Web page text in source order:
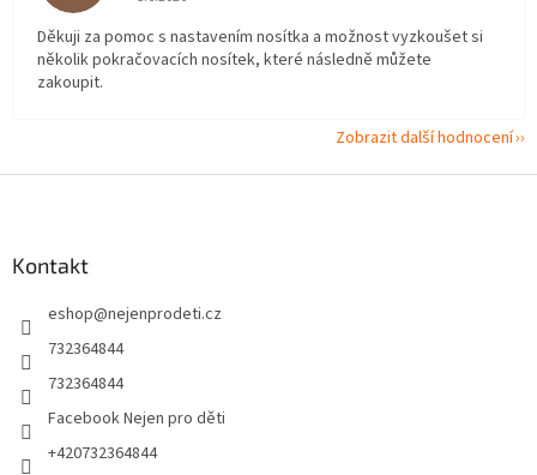
Děkuji za pomoc s nastavením nosítka a možnost vyzkoušet si
několik pokračovacích nosítek, které následně můžete
zakoupit.
Zobrazit další hodnocení
Kontakt
eshop@nejenprodeti.cz
732364844
732364844
Facebook Nejen pro děti
+420732364844